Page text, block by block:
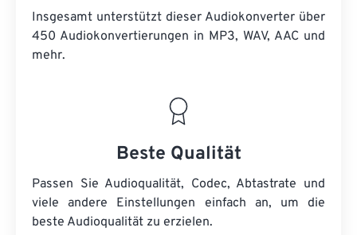
Insgesamt unterstützt dieser Audiokonverter über
450 Audiokonvertierungen in MP3, WAV, AAC und
mehr.
Beste Qualität
Passen Sie Audioqualität, Codec, Abtastrate und
viele andere Einstellungen einfach an, um die
beste Audioqualität zu erzielen.